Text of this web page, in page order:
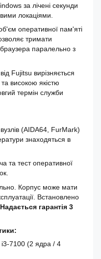
за лічені секунди
локаціями.
оперативної пам'яті
тримати
паралельно з
Fujitsu вирізняється
високою якістю
термін служби
(AIDA64, FurMark)
знаходяться в
та тест оперативної
Корпус може мати
Встановлено
Надається гарантія 3
i3-7100 (2 ядра / 4